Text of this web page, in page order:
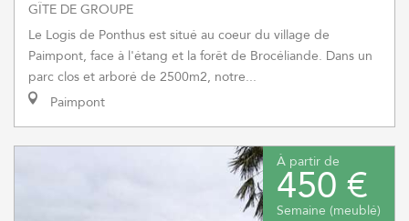
GÎTE DE GROUPE
Le Logis de Ponthus est situé au coeur du village de
Paimpont, face à l'étang et la forêt de Brocéliande. Dans un
parc clos et arboré de 2500m2, notre...
Paimpont
À partir de
450 €
Semaine (meublé)